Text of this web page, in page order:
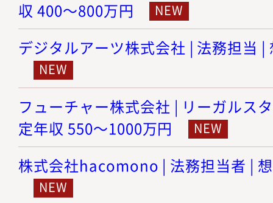
収 400～800万円
デジタルアーツ株式会社 | 法務担当
フューチャー株式会社 | リーガルス
定年収 550～1000万円
株式会社hacomono | 法務担当者 |